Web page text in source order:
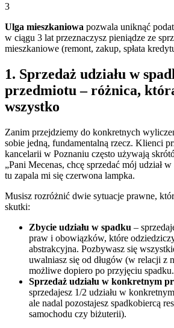
3
Ulga mieszkaniowa pozwala uniknąć
w ciągu 3 lat przeznaczysz pieniądze ze
mieszkaniowe (remont, zakup, spłata
1. Sprzedaż udziału w
przedmiotu – różnica,
wszystko
Zanim przejdziemy do konkretnych
sobie jedną, fundamentalną rzecz. Klienci
kancelarii w Poznaniu często używają
„Pani Mecenas, chcę sprzedać mój udział
tu zapala mi się czerwona lampka.
Musisz rozróżnić dwie sytuacje prawne,
skutki:
Zbycie udziału w spadku –
praw i obowiązków, które
abstrakcyjna. Pozbywasz się
uwalniasz się od długów (w relacji z
możliwe dopiero po przyjęciu spadku.
Sprzedaż udziału w konkretnym
sprzedajesz 1/2 udziału w
ale nadal pozostajesz spadkobiercą
samochodu czy biżuterii).